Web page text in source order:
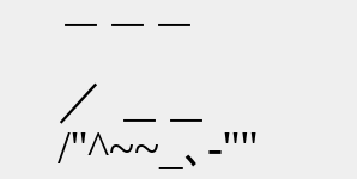
／
/''^~~_､-''"